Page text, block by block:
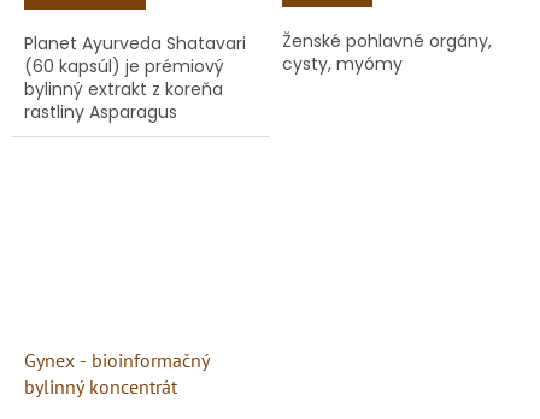
Planet Ayurveda Shatavari
(60 kapsúl) je prémiový
bylinný extrakt z koreňa
rastliny Asparagus
racemosus. V ájurvédskej
Ženské pohlavné orgány,
cysty, myómy
Gynex - bioinformačný
bylinný koncentrát